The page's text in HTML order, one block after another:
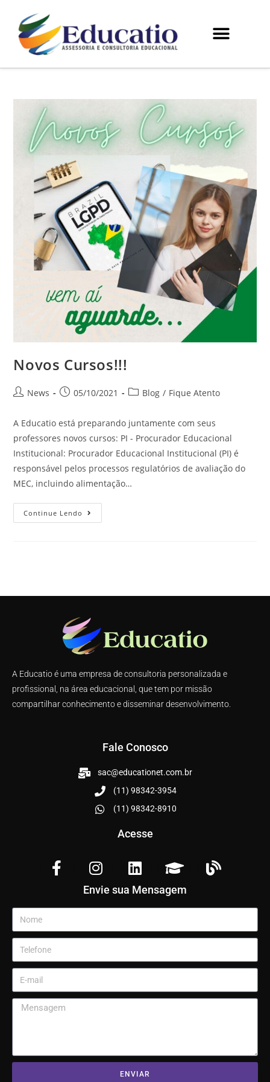
Novos Cursos!!!
News 05/10/2021 Blog / Fique Atento
A Educatio está preparando juntamente com seus
professores novos cursos: PI - Procurador Educacional
Institucional: Procurador Educacional Institucional (PI) é
responsável pelos processos regulatórios de avaliação do
MEC, incluindo alimentação…
Continue Lendo
A Educatio é uma empresa de consultoria personalizada e
profissional, na área educacional, que tem por missão
compartilhar conhecimento e disseminar desenvolvimento.
Fale Conosco
sac@educationet.com.br
(11) 98342-3954
(11) 98342-8910
Acesse
Envie sua Mensagem
ENVIAR